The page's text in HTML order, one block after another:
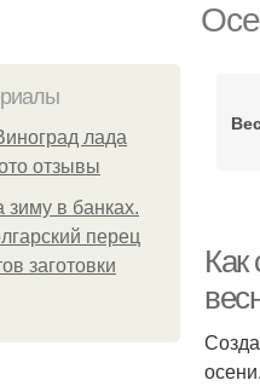
лада
отзывы
в банках.
перец
заготовки
осени.